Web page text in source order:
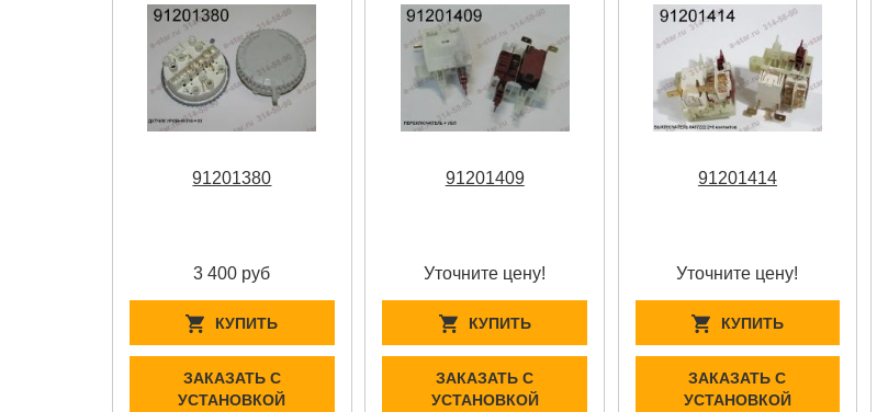
91201380
3 400 руб
КУПИТЬ
ЗАКАЗАТЬ С
УСТАНОВКОЙ
91201409
Уточните цену!
КУПИТЬ
ЗАКАЗАТЬ С
УСТАНОВКОЙ
91201414
Уточните цену!
КУПИТЬ
ЗАКАЗАТЬ С
УСТАНОВКОЙ